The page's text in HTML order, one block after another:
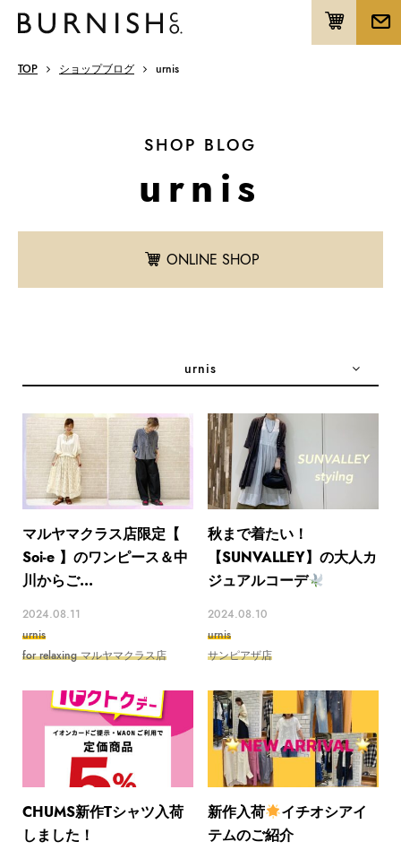
TOP ショップブログ urnis
SHOP BLOG
urnis
ONLINE SHOP
urnis
マルヤマクラス店限定【
Soi-e 】のワンピース＆中
川からご...
2024.08.11
urnis
for relaxing マルヤマクラス店
秋まで着たい！
【SUNVALLEY】の大人カ
ジュアルコーデ
2024.08.10
urnis
サンピアザ店
CHUMS新作Tシャツ入荷
しました！
新作入荷
イチオシアイ
テムのご紹介